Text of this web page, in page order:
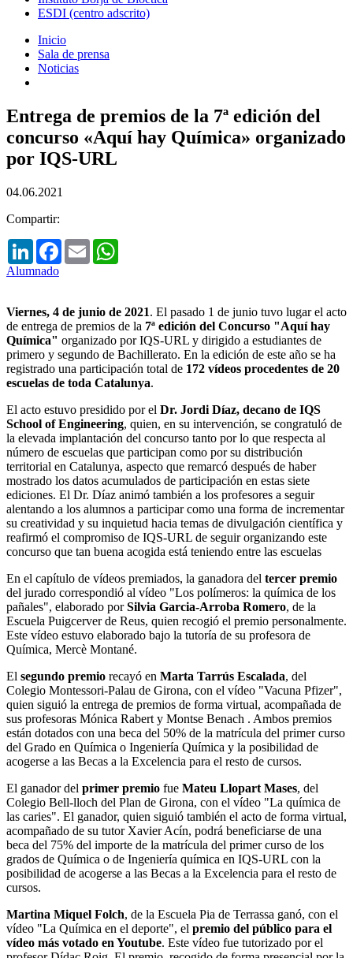
ESDI (centro adscrito)
Inicio
Sala de prensa
Noticias
Entrega de premios de la 7ª edición del
concurso «Aquí hay Química» organizado
por IQS-URL
04.06.2021
Compartir:
LinkedInFacebook
Email
Alumnado
Viernes, 4 de junio de 2021. El pasado 1 de junio tuvo lugar el acto
de entrega de premios de la 7ª edición del Concurso "Aquí hay
Química" organizado por IQS-URL y dirigido a estudiantes de
primero y segundo de Bachillerato. En la edición de este año se ha
registrado una participación total de 172 vídeos procedentes de 20
escuelas de toda Catalunya.
El acto estuvo presidido por el Dr. Jordi Díaz, decano de IQS
School of Engineering, quien, en su intervención, se congratuló de
la elevada implantación del concurso tanto por lo que respecta al
número de escuelas que participan como por su distribución
territorial en Catalunya, aspecto que remarcó después de haber
mostrado los datos acumulados de participación en estas siete
ediciones. El Dr. Díaz animó también a los profesores a seguir
alentando a los alumnos a participar como una forma de incrementar
su creatividad y su inquietud hacia temas de divulgación científica y
reafirmó el compromiso de IQS-URL de seguir organizando este
concurso que tan buena acogida está teniendo entre las escuelas
En el capítulo de vídeos premiados, la ganadora del tercer premio
del jurado correspondió al vídeo "Los polímeros: la química de los
pañales", elaborado porSilvia Garcia-Arroba Romero, de la
Escuela Puigcerver de Reus, quien recogió el premio personalmente.
Este vídeo estuvo elaborado bajo la tutoría de su profesora de
Química, Mercè Montané.
El segundo premio recayó en Marta Tarrús Escalada, del
Colegio Montessori-Palau de Girona, con el vídeo "Vacuna Pfizer",
quien siguió la entrega de premios de forma virtual, acompañada de
sus profesoras Mónica Rabert y Montse Benach . Ambos premios
están dotados con una beca del 50% de la matrícula del primer curso
del Grado en Química o Ingeniería Química y la posibilidad de
acogerse a las Becas a la Excelencia para el resto de cursos.
El ganador del primer premio fue Mateu Llopart Mases, del
Colegio Bell-lloch del Plan de Girona, con el vídeo "La química de
las caries". El ganador, quien siguió también el acto de forma virtual,
acompañado de su tutor Xavier Acín, podrá beneficiarse de una
beca del 75% del importe de la matrícula del primer curso de los
grados de Química o de Ingeniería química en IQS-URL con la
posibilidad de acogerse a las Becas a la Excelencia para el resto de
cursos.
Martina Miquel Folch, de la Escuela Pia de Terrassa ganó, con el
vídeo "La Química en el deporte", el premio del público para el
vídeo más votado en Youtube. Este vídeo fue tutorizado por el